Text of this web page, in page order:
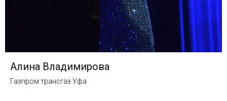
Алина Владимирова
Газпром трансгаз Уфа